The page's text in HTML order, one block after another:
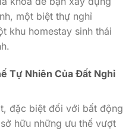
một biệt thự nghỉ
khu homestay sinh thái
Tự Nhiên Của Đất Nghỉ
đặc biệt đối với bất động
hữu những ưu thế vượt